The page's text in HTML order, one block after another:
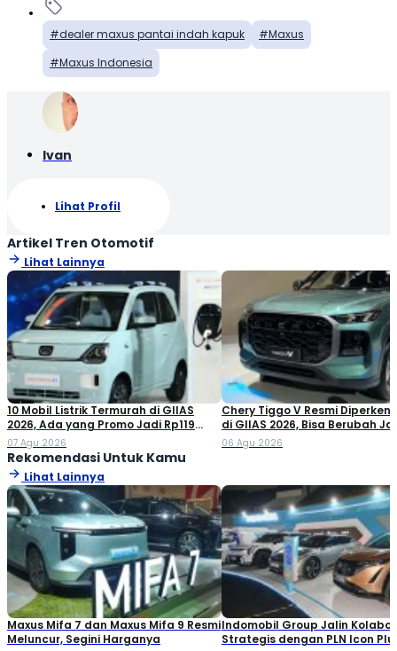
dealer maxus pantai indah kapuk
Maxus
Maxus Indonesia
Ivan
Lihat Profil
Artikel Tren Otomotif
Lihat Lainnya
10 Mobil Listrik Termurah di GIIAS
2026, Ada yang Promo Jadi Rp119
Jutaan!
07 Agu 2026
Chery Tiggo V Resmi
di GIIAS 2026, Bisa Berubah
Double Cabin
06 Agu 2026
Rekomendasi Untuk Kamu
Lihat Lainnya
Maxus Mifa 7 dan Maxus Mifa 9 Resmi
Meluncur, Segini Harganya
Indomobil Group Jalin
Strategis dengan PLN Icon